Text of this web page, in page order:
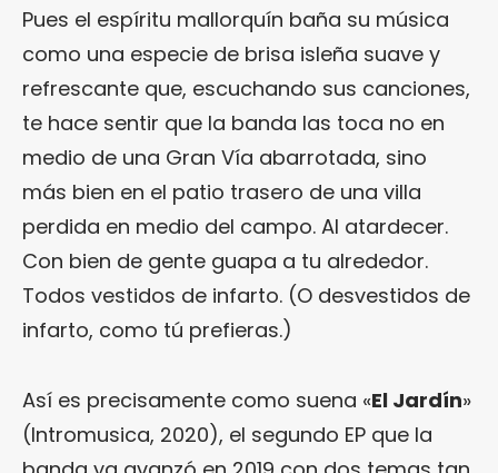
Pues el espíritu mallorquín baña su música
como una especie de brisa isleña suave y
refrescante que, escuchando sus canciones,
te hace sentir que la banda las toca no en
medio de una Gran Vía abarrotada, sino
más bien en el patio trasero de una villa
perdida en medio del campo. Al atardecer.
Con bien de gente guapa a tu alrededor.
Todos vestidos de infarto. (O desvestidos de
infarto, como tú prefieras.)
Así es precisamente como suena «El Jardín»
(Intromusica, 2020), el segundo EP que la